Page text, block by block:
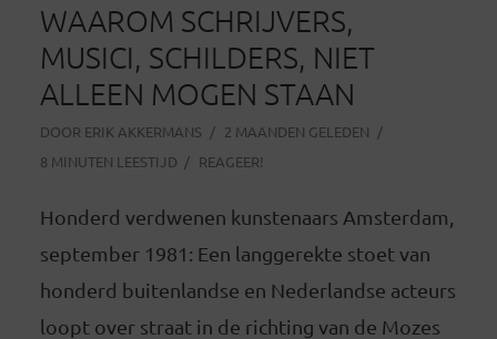
WAAROM SCHRIJVERS,
MUSICI, SCHILDERS, NIET
ALLEEN MOGEN STAAN
DOOR ERIK AKKERMANS
2 MAANDEN GELEDEN
8 MINUTEN LEESTIJD
REAGEER!
Honderd verdwenen kunstenaars Amsterdam,
september 1981: Een langgerekte stoet van
honderd buitenlandse en Nederlandse acteurs
loopt over straat in de richting van de Mozes